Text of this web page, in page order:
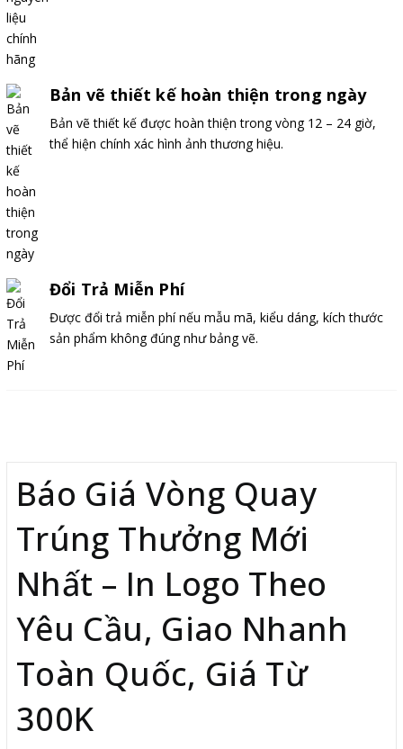
Bản vẽ thiết kế hoàn thiện trong ngày
Bản vẽ thiết kế được hoàn thiện trong vòng 12 – 24 giờ,
thể hiện chính xác hình ảnh thương hiệu.
Đổi Trả Miễn Phí
Được đổi trả miễn phí nếu mẫu mã, kiểu dáng, kích thước
sản phẩm không đúng như bảng vẽ.
Báo Giá Vòng Quay
Trúng Thưởng Mới
Nhất – In Logo Theo
Yêu Cầu, Giao Nhanh
Toàn Quốc, Giá Từ
300K